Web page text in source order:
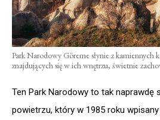
Park Narodowy Göreme słynie z kamiennych
znajdujących się w ich wnętrzu, świetnie
Ten Park Narodowy to tak naprawdę
powietrzu, który w 1985 roku